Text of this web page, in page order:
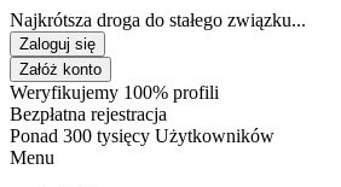
Najkrótsza droga do stałego związku...
Zaloguj się
Załóż konto
Weryfikujemy 100% profili
Bezpłatna rejestracja
Ponad 300 tysięcy Użytkowników
Menu